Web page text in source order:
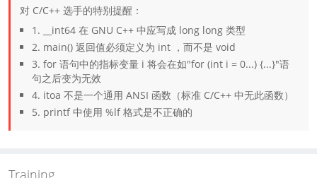
对 C/C++ 选手的特别提醒：
1. __int64 在 GNU C++ 中应写成 long long 类型
2. main() 返回值必须定义为 int ，而不是 void
3. for 语句中的指标变量 i 将会在如"for (int i = 0...) {...}"语
句之后变为无效
4. itoa 不是一个通用 ANSI 函数（标准 C/C++ 中无此函数）
5. printf 中使用 %lf 格式是不正确的
Training